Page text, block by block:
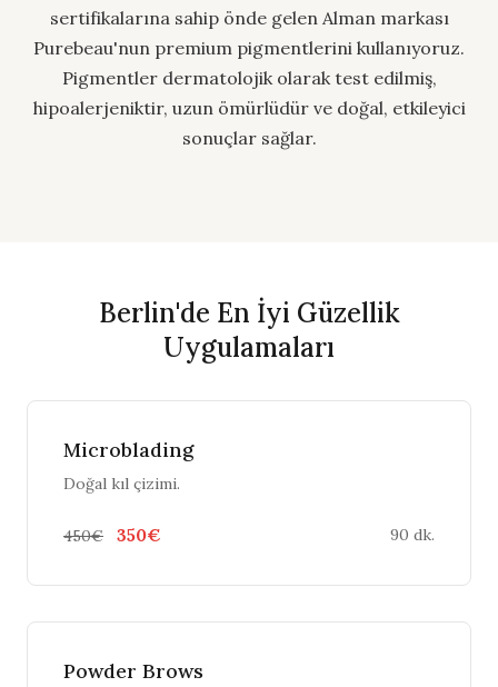
sertifikalarına sahip önde gelen Alman markası
Purebeau'nun premium pigmentlerini kullanıyoruz.
Pigmentler dermatolojik olarak test edilmiş,
hipoalerjeniktir, uzun ömürlüdür ve doğal, etkileyici
sonuçlar sağlar.
Berlin'de En İyi Güzellik
Uygulamaları
Microblading
Doğal kıl çizimi.
450€ 350€ 90 dk.
Powder Brows